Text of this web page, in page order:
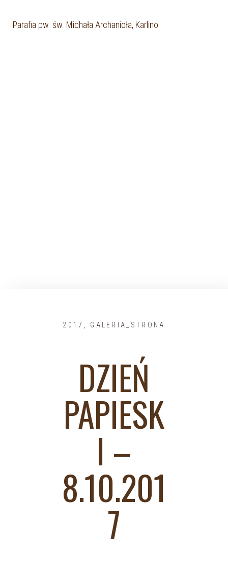
Parafia pw. św. Michała Archanioła, Karlino
2017 GALERIA_STRONA
DZIEŃ
PAPIESK
I –
8.10.201
7